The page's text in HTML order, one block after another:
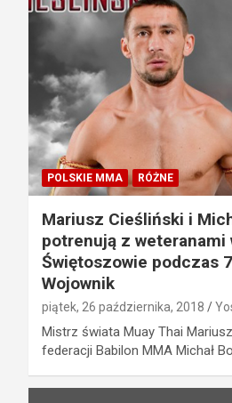
POLSKIE MMA RÓŻNE
Mariusz Cieśliński i
potrenują z weteranami
Świętoszowie podczas
Wojownik
piątek, 26 października, 2018
Mistrz świata Muay Thai
federacji Babilon MMA Michał